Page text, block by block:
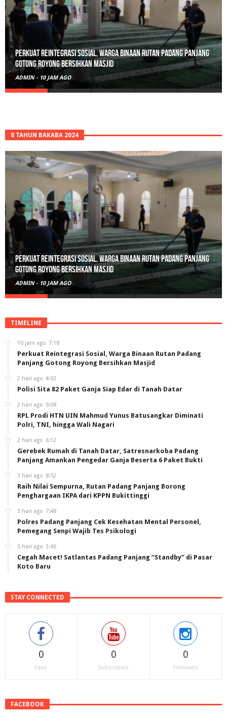
Polisi Sita 82 Paket Ganja Siap Edar di Tanah Datar
ADMIN - 2 HARI AGO
8 TAHUN BAKABA 2024
Polisi Sita 82 Paket Ganja Siap Edar di Tanah Datar
ADMIN - 2 HARI AGO
TIMELINE
10 jam ago 7:18
Perkuat Reintegrasi Sosial, Warga Binaan Rutan Padang
Panjang Gotong Royong Bersihkan Masjid
2 hari ago 4:02
Polisi Sita 82 Paket Ganja Siap Edar di Tanah Datar
2 hari ago 9:08
RPL Prodi HTN UIN Mahmud Yunus Batusangkar Diminati
Polri, TNI, hingga Wali Nagari
2 hari ago 6:12
Gerebek Rumah di Tanah Datar, Satresnarkoba Padang
Panjang Amankan Pengedar Ganja Beserta 6 Paket Bukti
3 hari ago 8:52
Raih Nilai Sempurna, Rutan Padang Panjang Borong
Penghargaan IKPA dari KPPN Bukittinggi
3 hari ago 7:48
Polres Padang Panjang Cek Kesehatan Mental Personel,
Pemegang Senpi Wajib Tes Psikologi
5 hari ago 3:46
Cegah Macet! Satlantas Padang Panjang “Standby” di Pasar
Koto Baru
STAY CONNECTED
0
Fans
0
Subscribers
0
Followers
FACEBOOK